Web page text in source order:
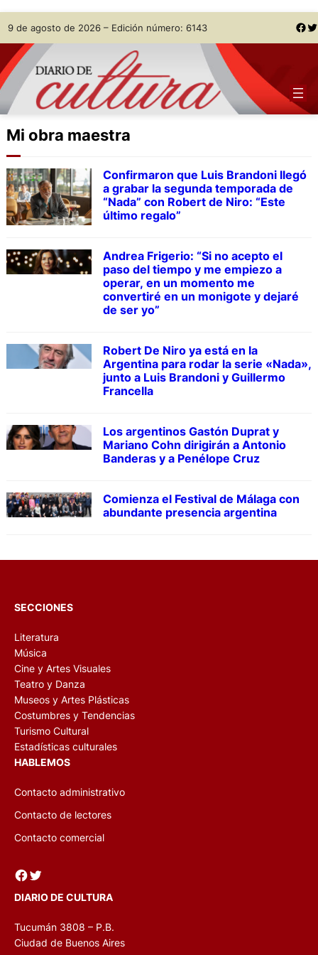
Skip
to
content
9 de agosto de 2026 – Edición número: 6143 Facebook Twitter
Mi obra maestra
Confirmaron que Luis Brandoni llegó
a grabar la segunda temporada de
“Nada” con Robert de Niro: “Este
último regalo”
Andrea Frigerio: “Si no acepto el
paso del tiempo y me empiezo a
operar, en un momento me
convertiré en un monigote y dejaré
de ser yo”
Robert De Niro ya está en la
Argentina para rodar la serie «Nada»,
junto a Luis Brandoni y Guillermo
Francella
Los argentinos Gastón Duprat y
Mariano Cohn dirigirán a Antonio
Banderas y a Penélope Cruz
Comienza el Festival de Málaga con
abundante presencia argentina
SECCIONES
Literatura
Música
Cine y Artes Visuales
Teatro y Danza
Museos y Artes Plásticas
Costumbres y Tendencias
Turismo Cultural
Estadísticas culturales
HABLEMOS
Contacto administrativo
Contacto de lectores
Contacto comercial
Facebook Twitter
DIARIO DE CULTURA
Tucumán 3808 – P.B.
Ciudad de Buenos Aires